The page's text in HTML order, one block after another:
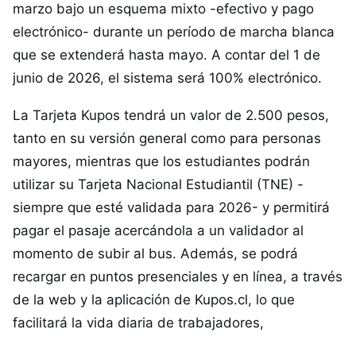
marzo bajo un esquema mixto -efectivo y pago
electrónico- durante un período de marcha blanca
que se extenderá hasta mayo. A contar del 1 de
junio de 2026, el sistema será 100% electrónico.
La Tarjeta Kupos tendrá un valor de 2.500 pesos,
tanto en su versión general como para personas
mayores, mientras que los estudiantes podrán
utilizar su Tarjeta Nacional Estudiantil (TNE) -
siempre que esté validada para 2026- y permitirá
pagar el pasaje acercándola a un validador al
momento de subir al bus. Además, se podrá
recargar en puntos presenciales y en línea, a través
de la web y la aplicación de Kupos.cl, lo que
facilitará la vida diaria de trabajadores,